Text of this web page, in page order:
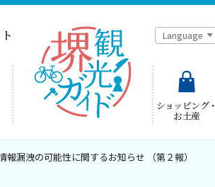
Language
ショッピング・
お土産
简体中文
報漏洩の可能性に関するお知らせ （第２報）